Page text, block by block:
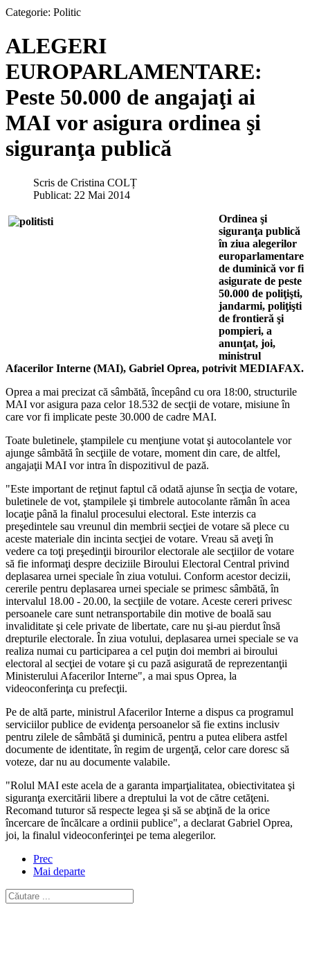
Categorie: Politic
ALEGERI
EUROPARLAMENTARE:
Peste 50.000 de angajaţi ai
MAI vor asigura ordinea şi
siguranţa publică
Scris de Cristina COLȚ
Publicat: 22 Mai 2014
Ordinea şi
siguranţa publică
în ziua alegerilor
europarlamentare
de duminică vor fi
asigurate de peste
50.000 de poliţişti,
jandarmi, poliţişti
de frontieră şi
pompieri, a
anunţat, joi,
ministrul
Afacerilor Interne (MAI), Gabriel Oprea, potrivit MEDIAFAX.
Oprea a mai precizat că sâmbătă, începând cu ora 18:00, structurile
MAI vor asigura paza celor 18.532 de secţii de votare, misiune în
care vor fi implicate peste 30.000 de cadre MAI.
Toate buletinele, ştampilele cu menţiune votat şi autocolantele vor
ajunge sâmbătă în secţiile de votare, moment din care, de altfel,
angajaţii MAI vor intra în dispozitivul de pază.
"Este important de reţinut faptul că odată ajunse în secţia de votare,
buletinele de vot, ştampilele şi timbrele autocolante rămân în acea
locaţie până la finalul procesului electoral. Este interzis ca
preşedintele sau vreunul din membrii secţiei de votare să plece cu
aceste materiale din incinta secţiei de votare. Vreau să aveţi în
vedere ca toţi preşedinţii birourilor electorale ale secţiilor de votare
să fie informaţi despre deciziile Biroului Electoral Central privind
deplasarea urnei speciale în ziua votului. Conform acestor decizii,
cererile pentru deplasarea urnei speciale se primesc sâmbătă, în
intervalul 18.00 - 20.00, la secţiile de votare. Aceste cereri privesc
persoanele care sunt netransportabile din motive de boală sau
invaliditate şi cele private de libertate, care nu şi-au pierdut însă
drepturile electorale. În ziua votului, deplasarea urnei speciale se va
realiza numai cu participarea a cel puţin doi membri ai biroului
electoral al secţiei de votare şi cu pază asigurată de reprezentanţii
Ministerului Afacerilor Interne", a mai spus Oprea, la
videoconferinţa cu prefecţii.
Pe de altă parte, ministrul Afacerilor Interne a dispus ca programul
serviciilor publice de evidenţa persoanelor să fie extins inclusiv
pentru zilele de sâmbătă şi duminică, pentru a putea elibera astfel
documente de identitate, în regim de urgenţă, celor care doresc să
voteze, dar nu au documente valabile.
"Rolul MAI este acela de a garanta imparţialitatea, obiectivitatea şi
siguranţa exercitării libere a dreptului la vot de către cetăţeni.
Recomand tuturor să respecte legea şi să se abţină de la orice
încercare de încălcare a ordinii publice", a declarat Gabriel Oprea,
joi, la finalul videoconferinţei pe tema alegerilor.
Prec
Mai departe